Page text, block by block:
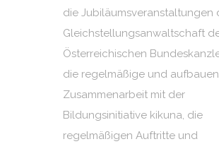
die Jubiläumsveranstaltungen
Gleichstellungsanwaltschaft
Österreichischen
die regelmäßige und
Zusammenarbeit mit der
Bildungsinitiative kikuna, die
regelmäßigen Auftritte und